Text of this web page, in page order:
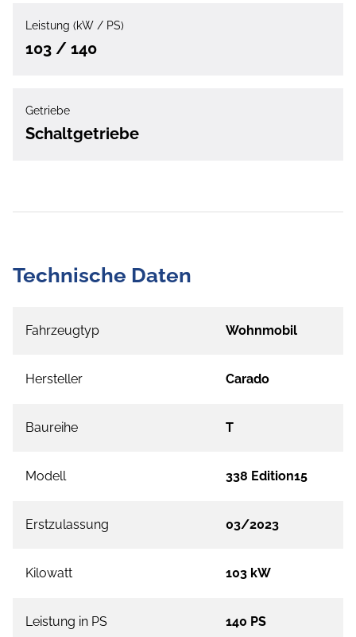
Leistung (kW / PS)
103 / 140
Getriebe
Schaltgetriebe
Technische Daten
Fahrzeugtyp Wohnmobil
Hersteller Carado
Baureihe T
Modell 338 Edition15
Erstzulassung 03/2023
Kilowatt 103 kW
Leistung in PS 140 PS